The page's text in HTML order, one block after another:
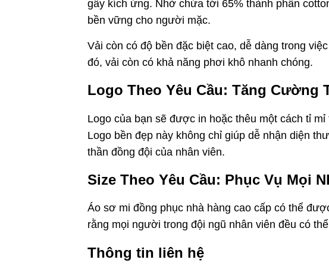
gây kích ứng. Nhờ chứa tới 65% thành phần
bền vững cho người mặc.
Vải còn có độ bền đặc biệt cao, dễ dàng trong
đó, vải còn có khả năng phơi khô nhanh chóng.
Logo Theo Yêu Cầu: Tăng Cường
Logo của bạn sẽ được in hoặc thêu một cách tỉ
Logo bền đẹp này không chỉ giúp dễ nhận diện
thần đồng đội của nhân viên.
Size Theo Yêu Cầu: Phục Vụ Mọi
Áo sơ mi đồng phục nhà hàng cao cấp có thể
rằng mọi người trong đội ngũ nhân viên đều có
Thông tin liên hệ